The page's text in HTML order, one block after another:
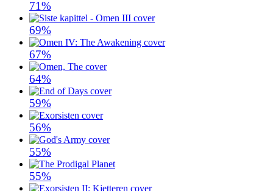
71%
69%
67%
64%
59%
56%
55%
55%